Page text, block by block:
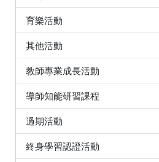
育樂活動
其他活動
教師專業成長活動
導師知能研習課程
過期活動
終身學習認證活動